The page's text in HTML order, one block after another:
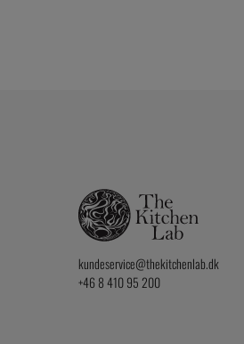
kundeservice@thekitchenlab.dk
+46 8 410 95 200